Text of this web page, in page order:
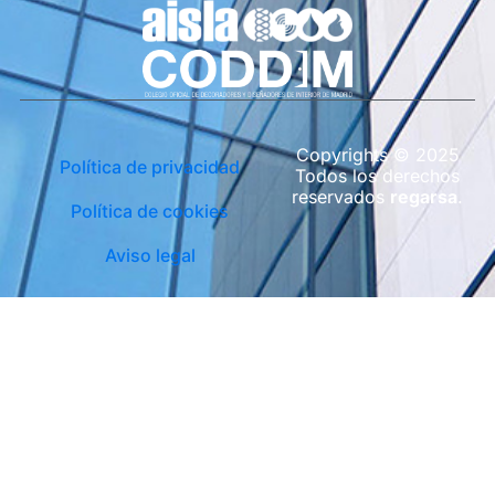
Política de privacidad
Política de cookies
Aviso legal
Copyrights © 2025
Todos los derechos
reservados regarsa .